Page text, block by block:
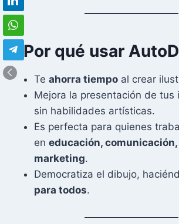
¿Por qué usar
Te ahorra tiempo al crear
Mejora la presentación de tus
sin habilidades artísticas.
Es perfecta para quienes
en educación,
marketing.
Democratiza el dibujo,
para todos.